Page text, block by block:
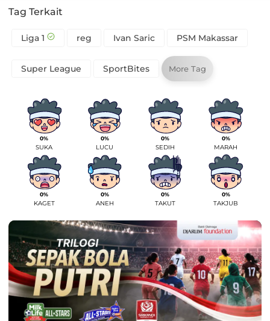
Tag Terkait
Liga 1 reg Ivan Saric PSM Makassar
Super League SportBites More Tag
0%
SUKA
0%
LUCU
0%
SEDIH
0%
MARAH
0%
KAGET
0%
ANEH
0%
TAKUT
0%
TAKJUB